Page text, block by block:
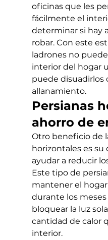
oficinas que les
fácilmente el
determinar si hay
robar. Con este
ladrones no
interior del hogar
puede disuadirlos
allanamiento.
Persianas
ahorro de
Otro beneficio de
horizontales es su
ayudar a reducir
Este tipo de
mantener el
durante los meses
bloquear la luz
cantidad de calor
interior.